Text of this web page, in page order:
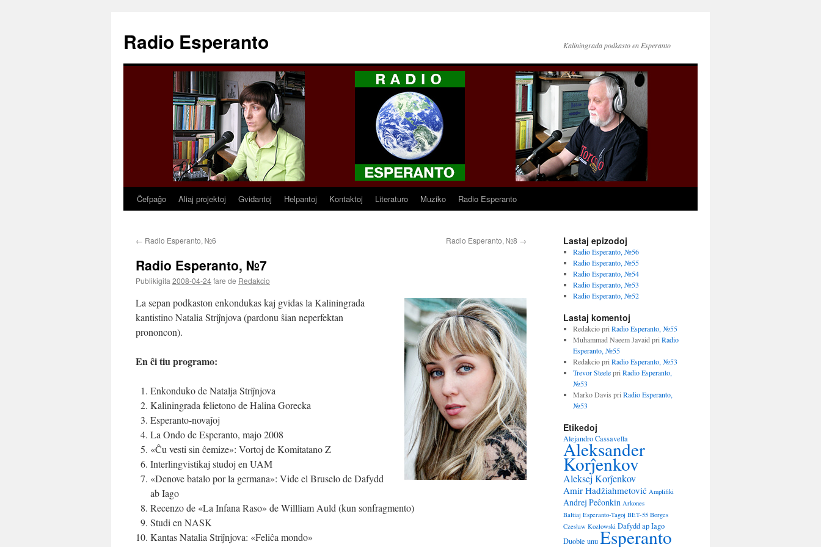
Radio Esperanto Kaliningrada podkasto en Esperanto
Skip
content
Ĉefpaĝo Aliaj projektoj Gvidantoj Helpantoj Kontaktoj Literaturo Muziko Radio Esperanto
← Radio Esperanto, №6 Radio Esperanto, №8 →
Radio Esperanto, №7
Publikigita 2008-04-24fare de Redakcio
La sepan podkaston enkondukas kaj gvidas la Kaliningrada
kantistino Natalia Striĵnjova (pardonu ŝian neperfektan
prononcon).
En ĉi tiu programo:
Enkonduko de Natalja Striĵnjova
Kaliningrada felietono de Halina Gorecka
Esperanto-novaĵoj
La Ondo de Esperanto, majo 2008
«Ĉu vesti sin ĉemize»: Vortoj de Komitatano Z
Interlingvistikaj studoj en UAM
«Denove batalo por la germana»: Vide el Bruselo de Dafydd
ab Iago
Recenzo de «La Infana Raso» de Willliam Auld (kun sonfragmento)
Studi en NASK
Kantas Natalia Striĵnjova: «Feliĉa mondo»
Lastaj epizodoj
Radio Esperanto, №56
Radio Esperanto, №55
Radio Esperanto, №54
Radio Esperanto, №53
Radio Esperanto, №52
Lastaj komentoj
Redakciopri Radio Esperanto, №55
Muhammad Naeem Javaid pri Radio
Esperanto, №55
Redakciopri Radio Esperanto, №53
Trevor Steelepri Radio Esperanto,
№53
Marko Davis pri Radio Esperanto,
№53
Etikedoj
Alejandro Cassavella
Aleksander
Korĵenkov
Aleksej Korĵenkov
Amir Hadžiahmetović Amplifiki
Andrej Peĉonkin Arkones
Baltiaj Esperanto-Tagoj BET-55 Borges
Czesław Kozłowski Dafydd ap Iago
Duoble unuEsperanto